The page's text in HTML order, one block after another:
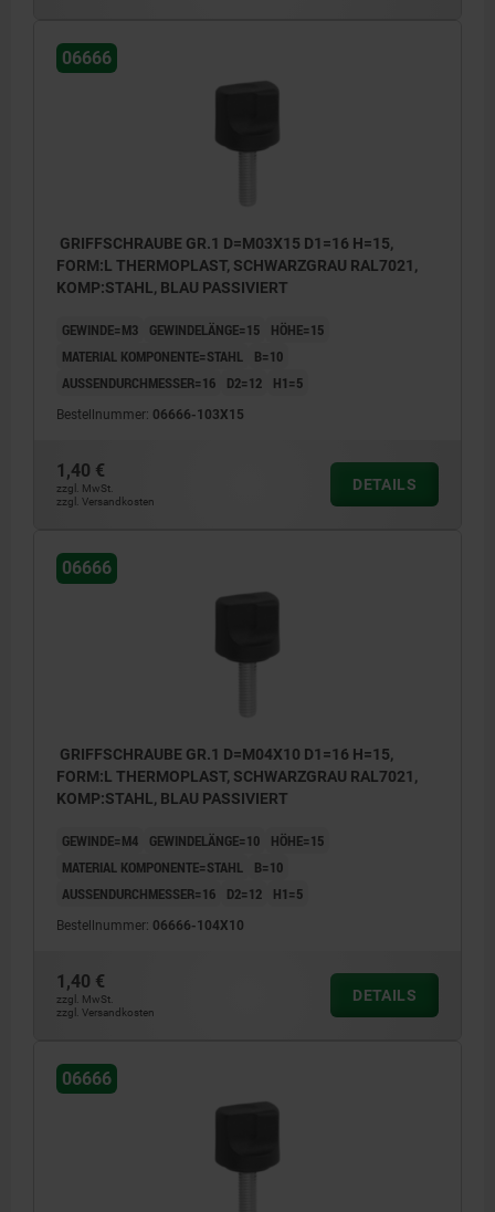
06666
GRIFFSCHRAUBE GR.1 D=M03X15 D1=16 H=15,
FORM:L THERMOPLAST, SCHWARZGRAU RAL7021,
KOMP:STAHL, BLAU PASSIVIERT
GEWINDE=M3 GEWINDELÄNGE=15
HÖHE=15
MATERIAL KOMPONENTE=STAHL
B=10
AUSSENDURCHMESSER=16
D2=12 H1=5
Bestellnummer: 06666-103X15
1,40 €
zzgl. MwSt.
zzgl. Versandkosten
DETAILS
06666
GRIFFSCHRAUBE GR.1 D=M04X10 D1=16 H=15,
FORM:L THERMOPLAST, SCHWARZGRAU RAL7021,
KOMP:STAHL, BLAU PASSIVIERT
GEWINDE=M4 GEWINDELÄNGE=10
HÖHE=15
MATERIAL KOMPONENTE=STAHL
B=10
AUSSENDURCHMESSER=16
D2=12 H1=5
Bestellnummer: 06666-104X10
1,40 €
zzgl. MwSt.
zzgl. Versandkosten
DETAILS
06666